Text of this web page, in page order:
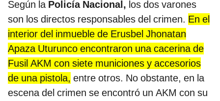
Según la Policía Nacional, los dos varones
son los directos responsables del crimen. En el
interior del inmueble de Erusbel Jhonatan
Apaza Uturunco encontraron una cacerina de
Fusil AKM con siete municiones y accesorios
de una pistola, entre otros. No obstante, en la
escena del crimen se encontró un AKM con su